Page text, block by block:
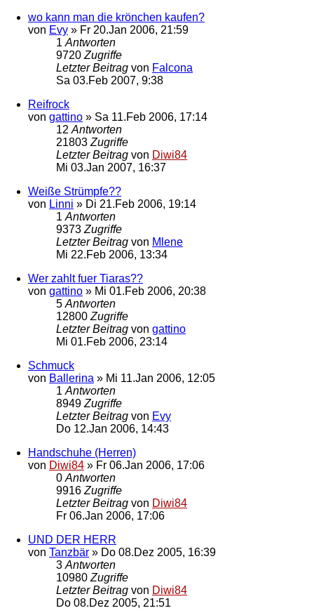
wo kann man die krönchen kaufen?
von Evy » Fr 20.Jan 2006, 21:59
1 Antworten
9720 Zugriffe
Letzter Beitrag von Falcona
Sa 03.Feb 2007, 9:38
Reifrock
von gattino » Sa 11.Feb 2006, 17:14
12 Antworten
21803 Zugriffe
Letzter Beitrag von Diwi84
Mi 03.Jan 2007, 16:37
Weiße Strümpfe??
von Linni » Di 21.Feb 2006, 19:14
1 Antworten
9373 Zugriffe
Letzter Beitrag von Mlene
Mi 22.Feb 2006, 13:34
Wer zahlt fuer Tiaras??
von gattino » Mi 01.Feb 2006, 20:38
5 Antworten
12800 Zugriffe
Letzter Beitrag von gattino
Mi 01.Feb 2006, 23:14
Schmuck
von Ballerina » Mi 11.Jan 2006, 12:05
1 Antworten
8949 Zugriffe
Letzter Beitrag von Evy
Do 12.Jan 2006, 14:43
Handschuhe (Herren)
von Diwi84 » Fr 06.Jan 2006, 17:06
0 Antworten
9916 Zugriffe
Letzter Beitrag von Diwi84
Fr 06.Jan 2006, 17:06
UND DER HERR
von Tanzbär » Do 08.Dez 2005, 16:39
3 Antworten
10980 Zugriffe
Letzter Beitrag von Diwi84
Do 08.Dez 2005, 21:51